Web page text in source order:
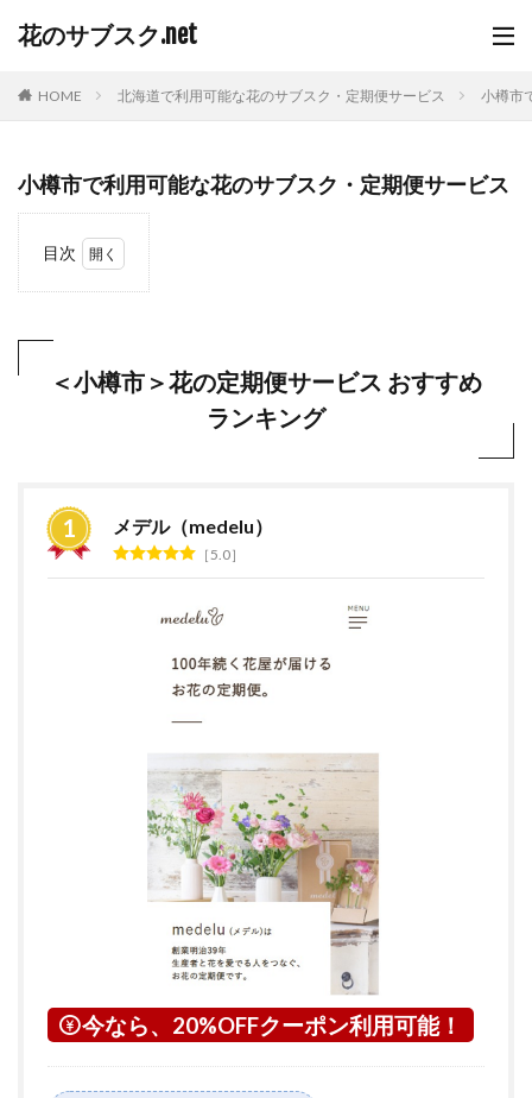
花のサブスク.net
HOME 北海道で利用可能な花のサブスク・定期便サービス 小樽市
小樽市で利用可能な花のサブスク・定期便サービス
目次
期便
キン
グ
2
つい
＜小樽市＞花の定期便サービス おすすめ
ランキング
メデル（medelu）
5.0
今なら、20%OFFクーポン利用可能！